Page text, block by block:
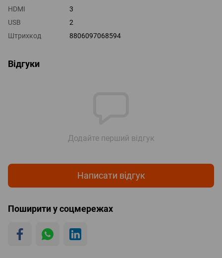
HDMI
3
USB
2
Штрихкод
8806097068594
Відгуки
Додайте перший відгук
Написати відгук
Поширити у соцмережах